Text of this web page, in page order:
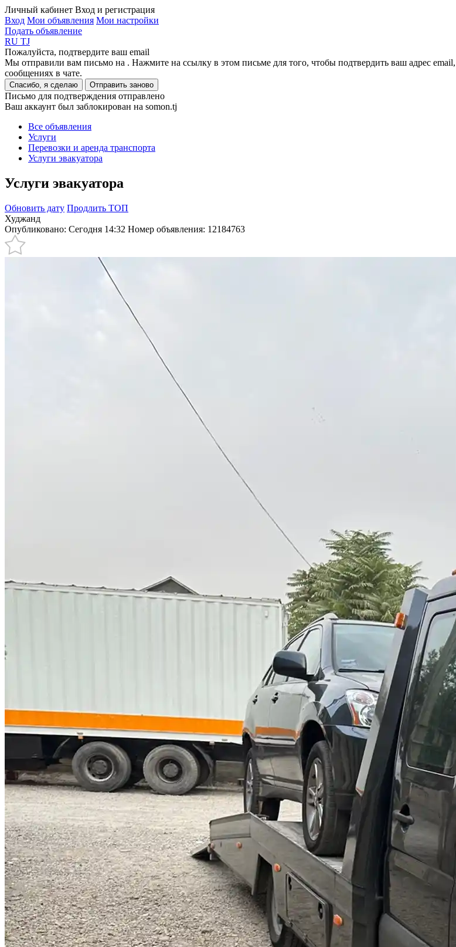
Личный кабинет Вход и регистрация
Вход Мои объявления Мои настройки
Подать объявление
RU TJ
Пожалуйста, подтвердите ваш email
Мы отправили вам письмо на . Нажмите на ссылку в этом письме для того, чтобы подтвердить ваш адрес
сообщениях в чате.
Спасибо, я сделаю Отправить заново
Письмо для подтверждения отправлено
Ваш аккаунт был заблокирован на somon.tj
Все объявления
Услуги
Перевозки и аренда транспорта
Услуги эвакуатора
Услуги эвакуатора
Обновить дату Продлить ТОП
Худжанд
Опубликовано: Сегодня 14:32 Номер объявления: 12184763